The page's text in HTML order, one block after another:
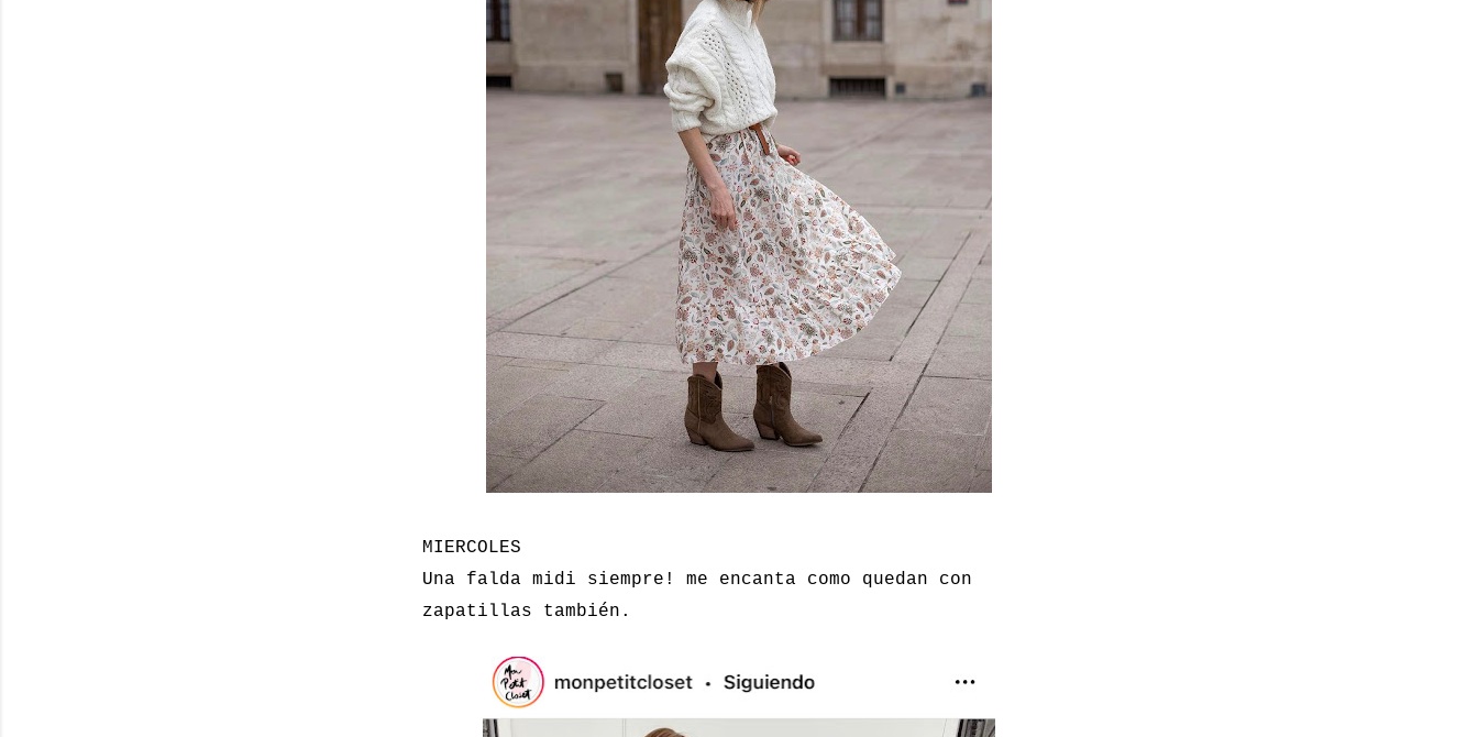
MIERCOLES
Una falda midi siempre! me encanta como quedan con
zapatillas también.